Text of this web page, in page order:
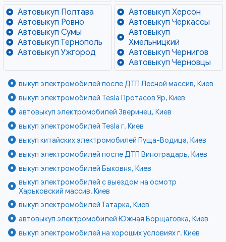
Автовыкуп Полтава
Автовыкуп Ровно
Автовыкуп Сумы
Автовыкуп Тернополь
Автовыкуп Ужгород
Автовыкуп Херсон
Автовыкуп Черкассы
Автовыкуп
Хмельницкий
Автовыкуп Чернигов
Автовыкуп Черновцы
выкуп электромобилей после ДТП Лесной массив, Киев
выкуп электромобилей Tesla Протасов Яр, Киев
автовыкуп электромобилей Зверинец, Киев
выкуп электромобилей Tesla г. Киев
выкуп китайских электромобилей Пуща-Водица, Киев
выкуп электромобилей после ДТП Виноградарь, Киев
выкуп электромобилей Быковня, Киев
выкуп электромобилей с выездом на осмотр
Харьковский массив, Киев
выкуп электромобилей Татарка, Киев
автовыкуп электромобилей Южная Борщаговка, Киев
выкуп электромобилей на хороших условиях г. Киев